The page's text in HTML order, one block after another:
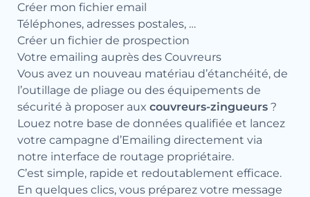
Créer mon fichier email
Téléphones, adresses postales, …
Créer un fichier de prospection
Votre emailing auprès des Couvreurs
Vous avez un nouveau matériau d’étanchéité, de
l’outillage de pliage ou des équipements de
sécurité à proposer aux couvreurs-zingueurs ?
Louez notre base de données qualifiée et lancez
votre campagne d’Emailing directement via
notre interface de routage propriétaire.
C’est simple, rapide et redoutablement efficace.
En quelques clics, vous préparez votre message